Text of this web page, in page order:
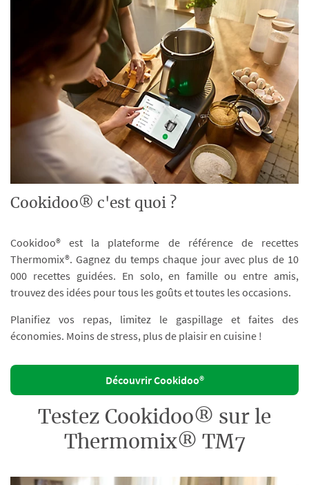
Cookidoo® c'est quoi ?
Cookidoo® est la plateforme de référence de recettes
Thermomix®. Gagnez du temps chaque jour avec plus de 10
000 recettes guidées. En solo, en famille ou entre amis,
trouvez des idées pour tous les goûts et toutes les occasions.
Planifiez vos repas, limitez le gaspillage et faites des
économies. Moins de stress, plus de plaisir en cuisine !
Découvrir Cookidoo®
Testez Cookidoo® sur le
Thermomix® TM7